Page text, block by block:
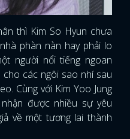
thì Kim So Hyun chưa
phàn nàn hay phải lo
người nổi tiếng ngoan
các ngôi sao nhí sau
Cùng với Kim Yoo Jung
được nhiều sự yêu
về một tương lai thành